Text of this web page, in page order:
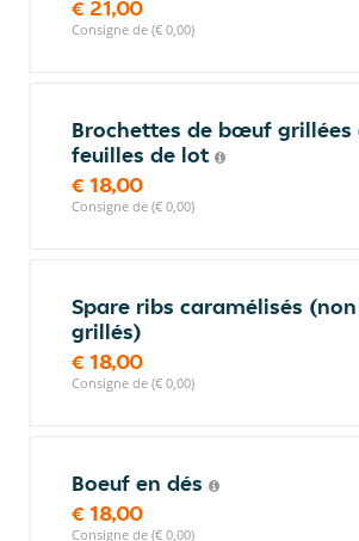
€ 21,00
Consigne de (€ 0,00)
Brochettes de bœuf grillées
feuilles de lot
€ 18,00
Consigne de (€ 0,00)
Spare ribs caramélisés (non
grillés)
€ 18,00
Consigne de (€ 0,00)
Boeuf en dés
€ 18,00
Consigne de (€ 0,00)